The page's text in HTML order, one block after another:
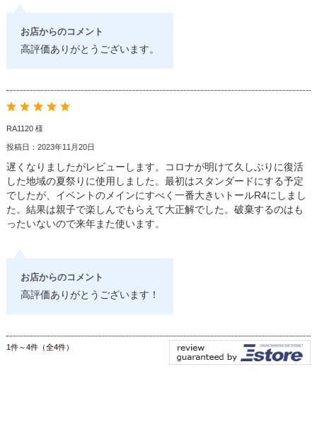
お店からのコメント
高評価ありがとうございます。
RA1120 様
投稿日：2023年11月20日
遅くなりましたがレビューします。コロナが明けて久しぶりに復活
した地域の夏祭りに使用しました。最初はスタンダードにする予定
でしたが、イベントのメインにすべく一番大きいトールR4にしまし
た。結果は親子で楽しんでもらえて大正解でした。破棄するのはも
ったいないので来年また使います。
お店からのコメント
高評価ありがとうございます！
1件～4件（全4件）